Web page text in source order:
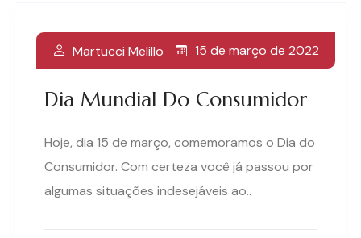
Dia Mundial Do Consumidor
Martucci Melillo 15 de março de 2022
Hoje, dia 15 de março, comemoramos o Dia do
Consumidor. Com certeza você já passou por
algumas situações indesejáveis ao..